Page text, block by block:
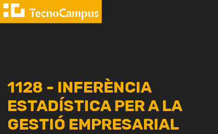
1128 - INFERÈNCIA
ESTADÍSTICA PER A LA
GESTIÓ EMPRESARIAL